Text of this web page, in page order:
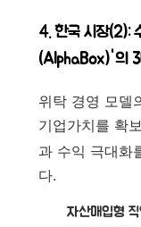
4. 한국 시장(2):
(AlphaBox)'의 3
위탁 경영 모델
기업가치를 확
과 수익 극대화
다.
자산매입형